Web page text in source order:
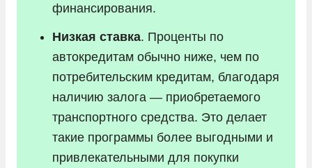
финансирования.
Низкая ставка. Проценты по
автокредитам обычно ниже, чем по
потребительским кредитам, благодаря
наличию залога — приобретаемого
транспортного средства. Это делает
такие программы более выгодными и
привлекательными для покупки